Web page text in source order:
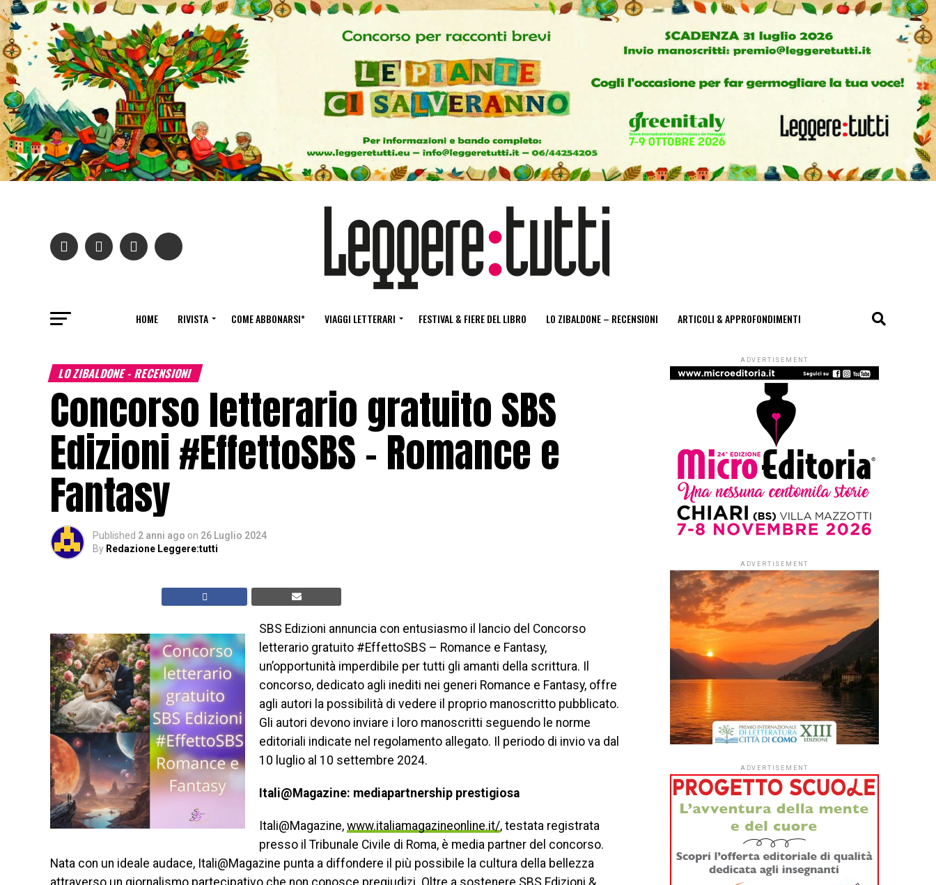
HOME RIVISTA COME ABBONARSI* VIAGGI LETTERARI FESTIVAL & FIERE DEL LIBRO LO ZIBALDONE – RECENSIONI ARTICOLI & APPROFONDIMENTI
LO ZIBALDONE - RECENSIONI
Concorso letterario gratuito SBS
Edizioni #EffettoSBS – Romance e
Fantasy
Published 2 anni ago on 26 Luglio 2024
By Redazione Leggere:tutti
SBS Edizioni annuncia con entusiasmo il lancio del Concorso
letterario gratuito #EffettoSBS – Romance e Fantasy,
un’opportunità imperdibile per tutti gli amanti della scrittura. Il
concorso, dedicato agli inediti nei generi Romance e Fantasy, offre
agli autori la possibilità di vedere il proprio manoscritto pubblicato.
Gli autori devono inviare i loro manoscritti seguendo le norme
editoriali indicate nel regolamento allegato. Il periodo di invio va dal
10 luglio al 10 settembre 2024.
Itali@Magazine: mediapartnership prestigiosa
Itali@Magazine, www.italiamagazineonline.it/, testata registrata
presso il Tribunale Civile di Roma, è media partner del concorso.
Nata con un ideale audace, Itali@Magazine punta a diffondere il più possibile la cultura della bellezza
attraverso un giornalismo partecipativo che non conosce pregiudizi. Oltre a sostenere SBS Edizioni &
ADVERTISEMENT
ADVERTISEMENT
ADVERTISEMENT